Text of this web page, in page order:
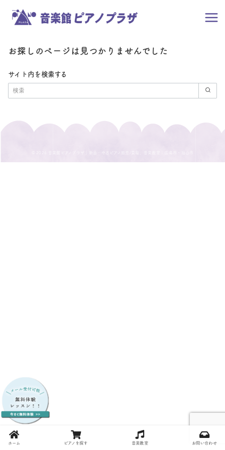
お探しのページは見つかりませんでした
サイト内を検索する
ホーム ピアノを探す 音楽教室 お問い合わせ